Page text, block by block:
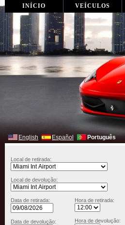
INÍCIO VEÍCULOS
English Español Português
Local de retirada:
Local de devolução:
Data de retirada: Hora de retirada:
Data de devolução: Hora de devolução: